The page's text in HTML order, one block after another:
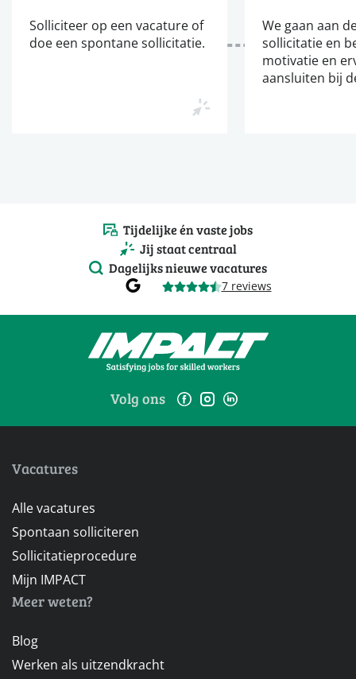
Solliciteer op een vacature of
doe een spontane sollicitatie.
We gaan aan
sollicitatie en
motivatie en
aansluiten bij
Tijdelijke én vaste jobs
Jij staat centraal
Dagelijks nieuwe vacatures
7 reviews
Volg ons
Vacatures
Alle vacatures
Spontaan solliciteren
Sollicitatieprocedure
Mijn IMPACT
Meer weten?
Blog
Werken als uitzendkracht